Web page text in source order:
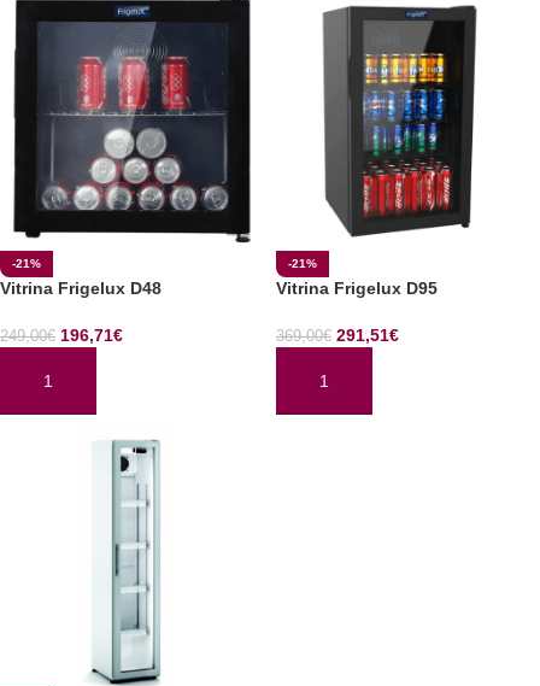
-21%
Vitrina Frigelux D48
249,00€ 196,71€
AÑADIR AL CARRITO
-21%
Vitrina Frigelux D95
369,00€ 291,51€
AÑADIR AL CARRITO